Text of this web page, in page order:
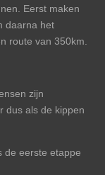
Eerst maken
daarna het
route van 350km.
zijn
dus als de kippen
de eerste etappe